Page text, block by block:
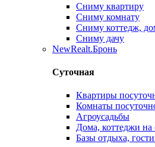
Сниму квартиру
Сниму комнату
Сниму коттедж,
Сниму дачу
NewRealt.Бронь
Суточная
Квартиры
Комнаты
Агроусадьбы
Дома, коттеджи на
Базы отдыха,